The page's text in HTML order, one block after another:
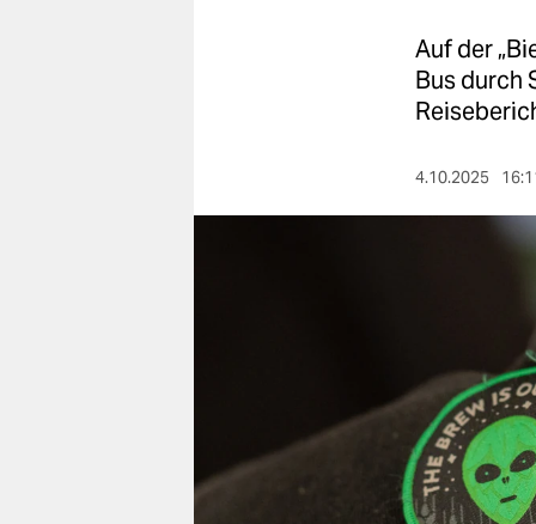
genossenschaft
Auf der
Bus durch
4.10.2025